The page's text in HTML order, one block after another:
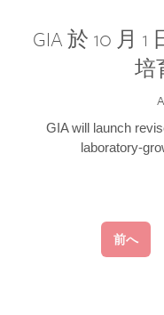
GIA 於 10 月
培
GIA will launch
laboratory-
前へ